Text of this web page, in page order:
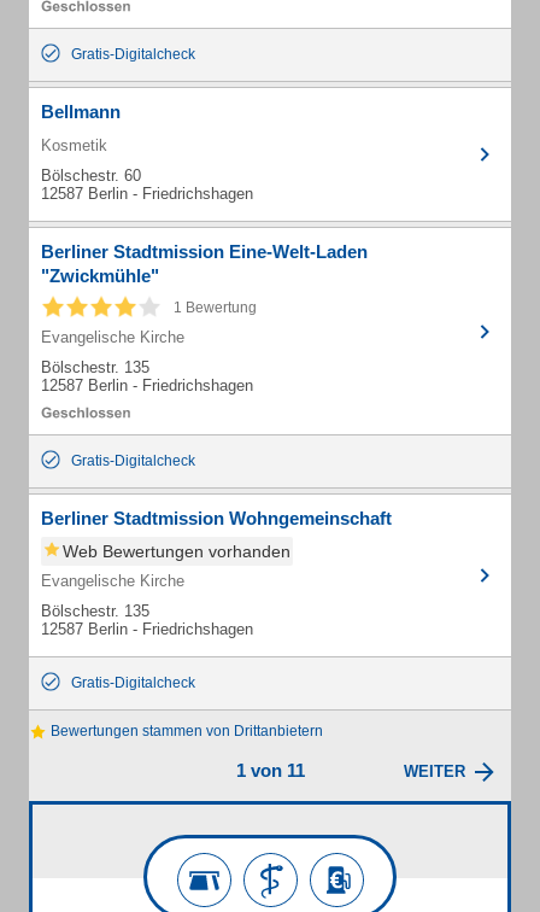
Gratis-Digitalcheck
Bellmann
Kosmetik
Bölschestr. 60
12587 Berlin - Friedrichshagen
Berliner Stadtmission Eine-Welt-Laden
"Zwickmühle"
1 Bewertung
Evangelische Kirche
Bölschestr. 135
12587 Berlin - Friedrichshagen
Gratis-Digitalcheck
Berliner Stadtmission Wohngemeinschaft
Web Bewertungen vorhanden
Evangelische Kirche
Bölschestr. 135
12587 Berlin - Friedrichshagen
Gratis-Digitalcheck
Bewertungen stammen von Drittanbietern
1 von 11 WEITER